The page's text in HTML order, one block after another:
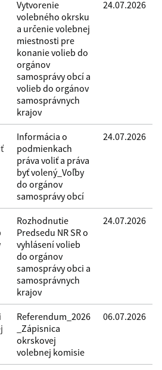
Vytvorenie
volebného okrsku
a určenie volebnej
miestnosti pre
konanie volieb do
orgánov
samosprávy obcí a
volieb do orgánov
samosprávnych
krajov
24.07.2026
Informácia o
podmienkach
práva voliť a práva
byť volený_Voľby
do orgánov
samosprávy obcí
24.07.2026
Rozhodnutie
Predsedu NR SR o
vyhlásení volieb
do orgánov
samosprávy obci a
samosprávnych
krajov
24.07.2026
Referendum_2026
_Zápisnica
okrskovej
volebnej komisie
06.07.2026